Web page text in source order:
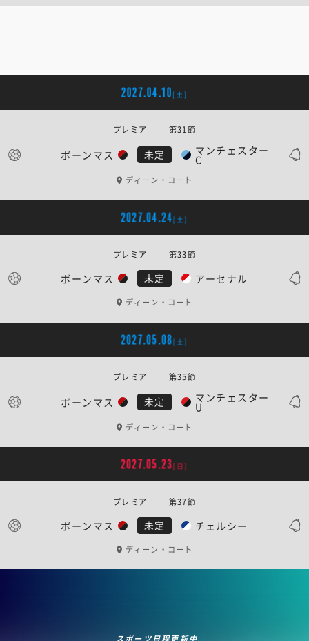
2027.04.10 [土]
ボーンマス 未定 マンチェスター
C
プレミア | 第31節
ディーン・コート
2027.04.24[土]
ボーンマス 未定 アーセナル
プレミア | 第33節
ディーン・コート
2027.05.08[土]
ボーンマス 未定 マンチェスター
U
プレミア | 第35節
ディーン・コート
2027.05.23[日]
ボーンマス 未定 チェルシー
プレミア | 第37節
ディーン・コート